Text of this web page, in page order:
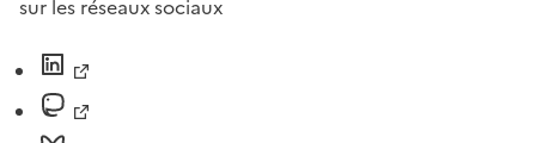
sur les réseaux sociaux